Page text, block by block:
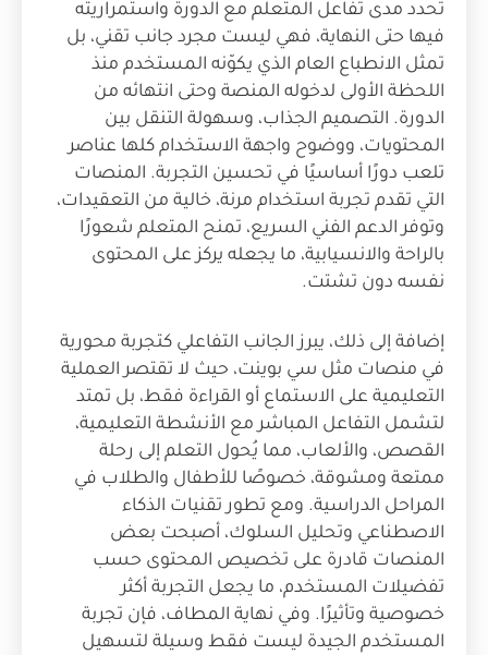
تحدد مدى تفاعل المتعلم مع الدورة واستمراريته
فيها حتى النهاية، فهي ليست مجرد جانب تقني، بل
تمثل الانطباع العام الذي يكوّنه المستخدم منذ
اللحظة الأولى لدخوله المنصة وحتى انتهائه من
الدورة. التصميم الجذاب، وسهولة التنقل بين
المحتويات، ووضوح واجهة الاستخدام كلها عناصر
تلعب دورًا أساسيًا في تحسين التجربة. المنصات
التي تقدم تجربة استخدام مرنة، خالية من التعقيدات،
وتوفر الدعم الفني السريع، تمنح المتعلم شعورًا
بالراحة والانسيابية، ما يجعله يركز على المحتوى
نفسه دون تشتت.
إضافة إلى ذلك، يبرز الجانب التفاعلي كتجربة محورية
في منصات مثل سي بوينت، حيث لا تقتصر العملية
التعليمية على الاستماع أو القراءة فقط، بل تمتد
لتشمل التفاعل المباشر مع الأنشطة التعليمية،
القصص، والألعاب، مما يُحول التعلم إلى رحلة
ممتعة ومشوقة، خصوصًا للأطفال والطلاب في
المراحل الدراسية. ومع تطور تقنيات الذكاء
الاصطناعي وتحليل السلوك، أصبحت بعض
المنصات قادرة على تخصيص المحتوى حسب
تفضيلات المستخدم، ما يجعل التجربة أكثر
خصوصية وتأثيرًا. وفي نهاية المطاف، فإن تجربة
المستخدم الجيدة ليست فقط وسيلة لتسهيل